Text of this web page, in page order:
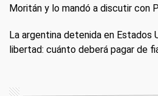
Moritán y lo mandó a discutir con
La argentina detenida en Estados
libertad: cuánto deberá pagar de